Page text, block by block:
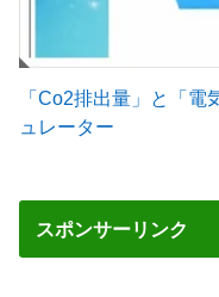
「Co2排出量」と「電
ュレーター
スポンサーリンク